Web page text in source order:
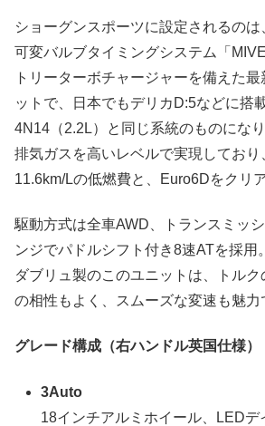
ショーグンスポーツに設定されるの
可変バルブタイミングシステム「
トリーターボチャージャーを備えた
ットで、日本でもデリカD:5などに搭
4N14（2.2L）と同じ系統のものにな
排気ガスを高いレベルで実現してお
11.6km/Lの低燃費と、Euro6Dをクリ
駆動方式は全車AWD、トランスミッ
ンジでパドルシフト付き8速ATを採用
ダブリュ製のこのユニットは、トルク
の相性もよく、スムーズな変速も魅力
グレード構成（右ハンドル英国仕様）
3Auto
18インチアルミホイール、LEDデ